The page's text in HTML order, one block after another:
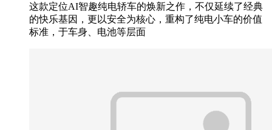
这款定位AI智趣纯电轿车的焕新之作，不仅延续了经典
的快乐基因，更以安全为核心，重构了纯电小车的价值
标准，于车身、电池等层面